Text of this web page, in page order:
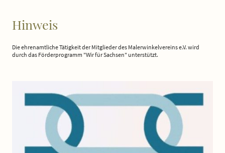
Hinweis
Die ehrenamtliche Tätigkeit der Mitglieder des Malerwinkelvereins e.V. wird
durch das Förderprogramm "Wir für Sachsen" unterstützt.